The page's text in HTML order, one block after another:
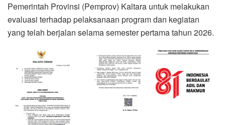
Pemerintah Provinsi (Pemprov) Kaltara untuk melakukan
evaluasi terhadap pelaksanaan program dan kegiatan
yang telah berjalan selama semester pertama tahun 2026.